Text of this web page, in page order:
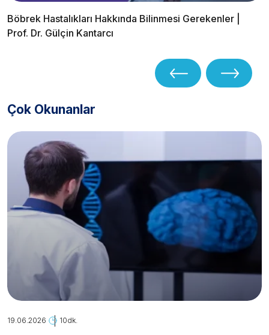
Böbrek Hastalıkları Hakkında Bilinmesi Gerekenler |
Prof. Dr. Gülçin Kantarcı
Çok Okunanlar
19.06.2026 10dk.